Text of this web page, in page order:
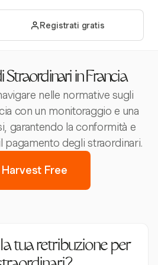
Registrati gratis
in Francia
nelle normative sugli
con un monitoraggio e una
garantendo la conformità e
pagamento degli straordinari.
Harvest Free
tua retribuzione per